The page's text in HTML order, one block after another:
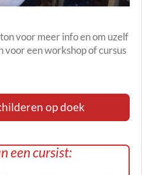
voor meer info en om uzelf
voor een workshop of cursus
op doek
een cursist: